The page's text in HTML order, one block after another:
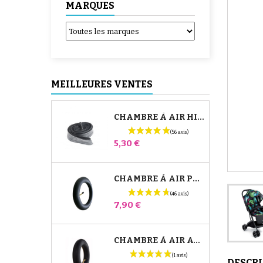
MARQUES
MEILLEURES VENTES
CHAMBRE À AIR HIGH TREK BÉBÉ CONFORT
Prix
5,30 €
CHAMBRE À AIR POUSSETTE JANÉ SLALOM PRO ET POWERTWIN
Prix
7,90 €
CHAMBRE À AIR AVANT POUSSETTE BUGABOO DONKEY